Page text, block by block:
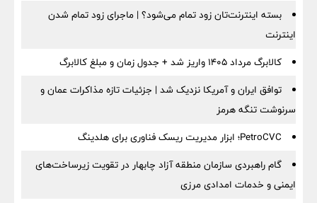
بسته اینترنت‌تان زود تمام می‌شود؟ | ماجرای زود تمام شدن
اینترنت
کالابرگ مرداد ۱۴۰۵ واریز شد + جدول زمان و مبلغ کالابرگ
توافق ایران و آمریکا نزدیک شد | جزئیات تازه مذاکرات عمان و
سرنوشت تنگه هرمز
PetroCVC؛ ابزار مدیریت ریسک فناوری برای هلدینگ
گام راهبردی سازمان منطقه آزاد چابهار در تقویت زیرساخت‌های
ایمنی و خدمات امدادی مرزی